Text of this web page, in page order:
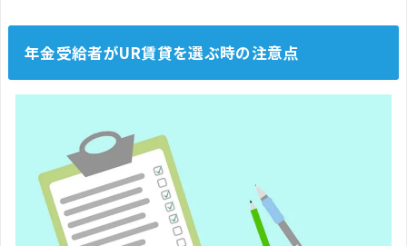
年金受給者がUR賃貸を選ぶ時の注意点